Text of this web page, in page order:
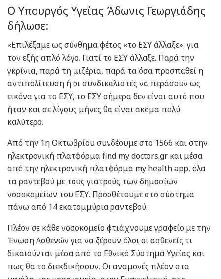
Ο Υπουργός Υγείας Άδωνις Γεωργιάδης
δήλωσε:
«Επιλέξαμε ως σύνθημα φέτος «το ΕΣΥ άλλαξε», για
τον εξής απλό λόγο. Γιατί το ΕΣΥ άλλαξε. Παρά την
γκρίνια, παρά τη μιζέρια, παρά τα όσα προσπαθεί η
αντιπολίτευση ή οι συνδικαλιστές να περάσουν ως
εικόνα για το ΕΣΥ, το ΕΣΥ σήμερα δεν είναι αυτό που
ήταν και σε λίγους μήνες θα είναι ακόμα πολύ
καλύτερο.
Από την 1η Οκτωβρίου συνδέουμε στο 1566 και στην
ηλεκτρονική πλατφόρμα find my doctors.gr και μέσα
από την ηλεκτρονική πλατφόρμα my health app, όλα
τα ραντεβού με τους γιατρούς των δημοσίων
νοσοκομείων του ΕΣΥ. Προσθέτουμε στο σύστημα
πάνω από 14 εκατομμύρια ραντεβού.
Πλέον σε κάθε νοσοκομείο φτιάχνουμε γραφείο με την
Ένωση Ασθενών για να ξέρουν όλοι οι ασθενείς τι
δικαιούνται μέσα από το Εθνικό Σύστημα Υγείας και
πως θα το διεκδικήσουν. Οι αναμονές πλέον στα